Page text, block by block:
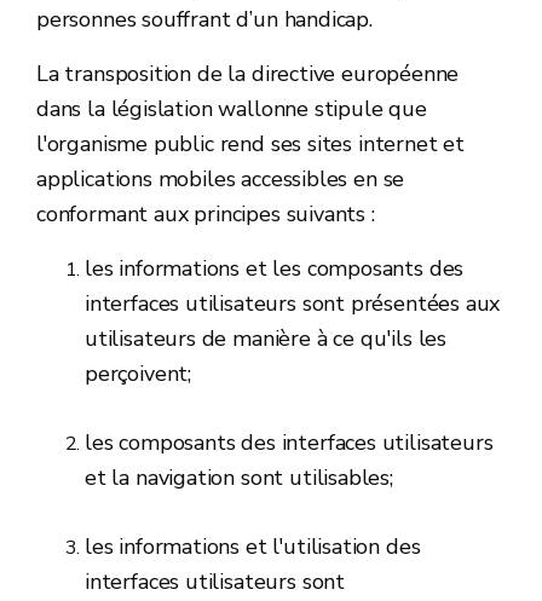
personnes souffrant d’un handicap.
La transposition de la directive européenne
dans la législation wallonne stipule que
l'organisme public rend ses sites internet et
applications mobiles accessibles en se
conformant aux principes suivants :
les informations et les composants des
interfaces utilisateurs sont présentées aux
utilisateurs de manière à ce qu'ils les
perçoivent;
les composants des interfaces utilisateurs
et la navigation sont utilisables;
les informations et l'utilisation des
interfaces utilisateurs sont